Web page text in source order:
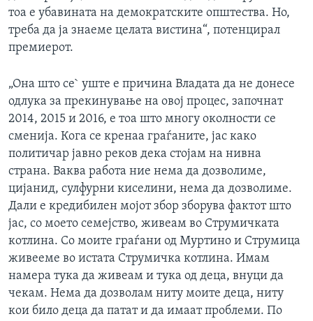
тоа е убавината на демократските општества. Но,
треба да ја знаеме целата вистина“, потенцирал
премиерот.
„Она што се` уште е причина Владата да не донесе
одлука за прекинување на овој процес, започнат
2014, 2015 и 2016, е тоа што многу околности се
сменија. Кога се кренаа граѓаните, јас како
политичар јавно реков дека стојам на нивна
страна. Ваква работа ние нема да дозволиме,
цијанид, сулфурни киселини, нема да дозволиме.
Дали е кредибилен мојот збор зборува фактот што
јас, со моето семејство, живеам во Струмичката
котлина. Со моите граѓани од Муртино и Струмица
живееме во истата Струмичка котлина. Имам
намера тука да живеам и тука од деца, внуци да
чекам. Нема да дозволам ниту моите деца, ниту
кои било деца да патат и да имаат проблеми. По